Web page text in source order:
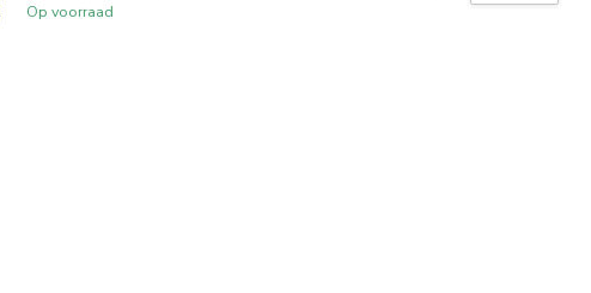
Op voorraad